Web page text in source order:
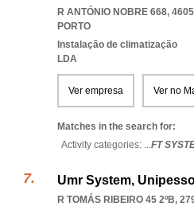
R ANTÓNIO NOBRE 668,
PORTO
Instalação de climatização
LDA
Ver empresa Ver no
Matches in the search for:
Activity categories: ...FT
Umr System,
R TOMÁS RIBEIRO 45 2ºB,